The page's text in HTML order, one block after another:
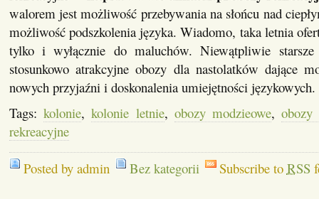
walorem jest możliwość przebywania na słońcu nad
możliwość podszkolenia języka. Wiadomo, taka letnia
tylko i wyłącznie do maluchów. Niewątpliwie
stosunkowo atrakcyjne obozy dla nastolatków dające
nowych przyjaźni i doskonalenia umiejętności językowych.
Tags: kolonie,kolonie letnie, obozy modzieowe,obozy
rekreacyjne
Posted by admin Bez kategorii Subscribe to RSS